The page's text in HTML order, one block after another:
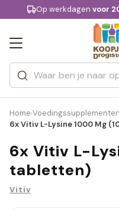
Gratis
KD.
extra
Op werkdagenvoor
Zoeken
Categorieën
Merken
Home›Voedingssupplementen
6x Vitiv L-Lysine 1000 Mg
6x Vitiv L-
tabletten)
Vitiv